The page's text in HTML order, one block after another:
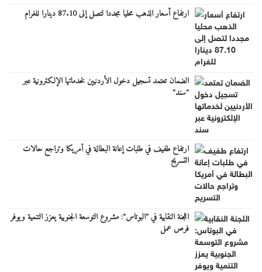
ارتفاع أسعار الذهب محليا مجددا لتصل إلى 87.10 دينارا للغرام
الضمان تعتمد تسجيل دخول الأردنيين لخدماتها الإلكترونية عبر
"سند"
ارتفاع طفيف في طلبات إعانة البطالة في أمريكا وتراجع حالات
التسريح
اللجنة النقابية في "البوتاس": مشروع التوسعة الجنوبية يعزز التنمية ويوفر
فرص عمل